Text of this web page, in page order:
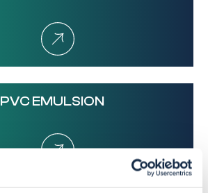
PVC EMULSION